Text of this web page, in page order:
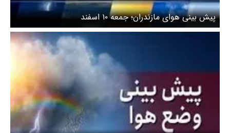
پیش بینی هوای مازندران؛ جمعه ۱۰ اسفند